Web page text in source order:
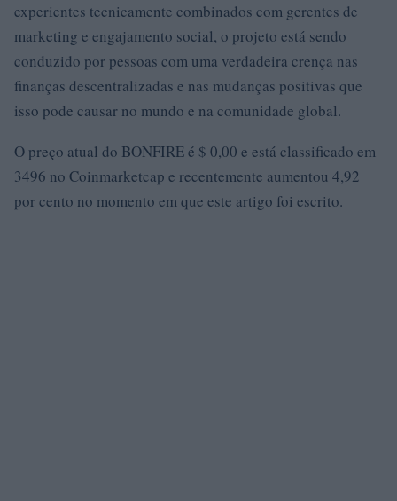
experientes tecnicamente combinados com gerentes de
marketing e engajamento social, o projeto está sendo
conduzido por pessoas com uma verdadeira crença nas
finanças descentralizadas e nas mudanças positivas que
isso pode causar no mundo e na comunidade global.
O preço atual do BONFIRE é $ 0,00 e está classificado em
3496 no Coinmarketcap e recentemente aumentou 4,92
por cento no momento em que este artigo foi escrito.